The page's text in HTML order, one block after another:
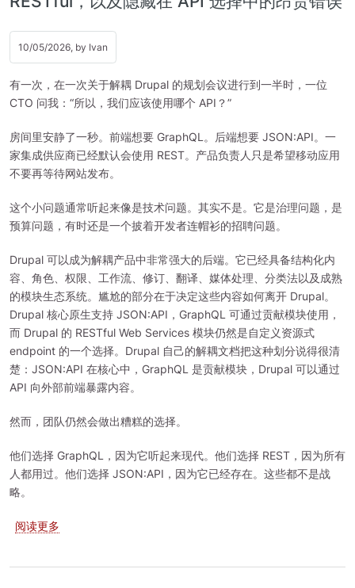
10/05/2026, by Ivan
有一次，在一次关于解耦 Drupal 的规划会议进行到一半时，一位
CTO 问我：“所以，我们应该使用哪个 API？”
房间里安静了一秒。前端想要 GraphQL。后端想要 JSON:API。一
家集成供应商已经默认会使用 REST。产品负责人只是希望移动应用
不要再等待网站发布。
这个小问题通常听起来像是技术问题。其实不是。它是治理问题，是
预算问题，有时还是一个披着开发者连帽衫的招聘问题。
Drupal 可以成为解耦产品中非常强大的后端。它已经具备结构化内
容、角色、权限、工作流、修订、翻译、媒体处理、分类法以及成熟
的模块生态系统。尴尬的部分在于决定这些内容如何离开 Drupal。
Drupal 核心原生支持 JSON:API，GraphQL 可通过贡献模块使用，
而 Drupal 的 RESTful Web Services 模块仍然是自定义资源式
endpoint 的一个选择。Drupal 自己的解耦文档把这种划分说得很清
楚：JSON:API 在核心中，GraphQL 是贡献模块，Drupal 可以通过
API 向外部前端暴露内容。
然而，团队仍然会做出糟糕的选择。
他们选择 GraphQL，因为它听起来现代。他们选择 REST，因为所有
人都用过。他们选择 JSON:API，因为它已经存在。这些都不是战
略。
阅读更多